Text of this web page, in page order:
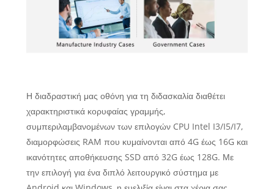
Η διαδραστική μας οθόνη για τη διδασκαλία διαθέτει
χαρακτηριστικά κορυφαίας γραμμής,
συμπεριλαμβανομένων των επιλογών CPU Intel I3/I5/I7,
διαμορφώσεις RAM που κυμαίνονται από 4G έως 16G και
ικανότητες αποθήκευσης SSD από 32G έως 128G. Με
την επιλογή για ένα διπλό λειτουργικό σύστημα με